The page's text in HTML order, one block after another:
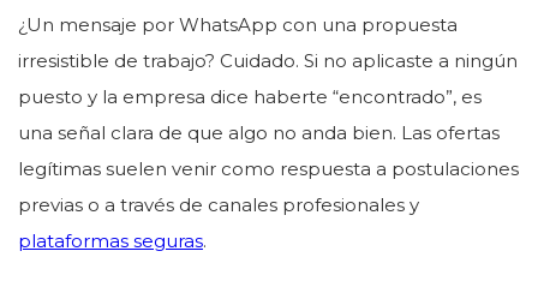
¿Un mensaje por WhatsApp con una propuesta
irresistible de trabajo? Cuidado. Si no aplicaste a ningún
puesto y la empresa dice haberte “encontrado”, es
una señal clara de que algo no anda bien. Las ofertas
legítimas suelen venir como respuesta a postulaciones
previas o a través de canales profesionales y
plataformas seguras.